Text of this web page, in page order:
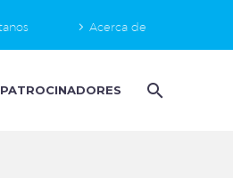
Acerca de
PATROCINADORES